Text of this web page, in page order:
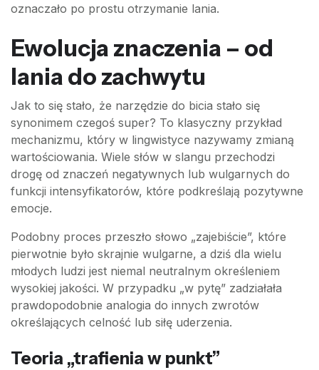
oznaczało po prostu otrzymanie lania.
Ewolucja znaczenia – od
lania do zachwytu
Jak to się stało, że narzędzie do bicia stało się
synonimem czegoś super? To klasyczny przykład
mechanizmu, który w lingwistyce nazywamy zmianą
wartościowania. Wiele słów w slangu przechodzi
drogę od znaczeń negatywnych lub wulgarnych do
funkcji intensyfikatorów, które podkreślają pozytywne
emocje.
Podobny proces przeszło słowo „zajebiście”, które
pierwotnie było skrajnie wulgarne, a dziś dla wielu
młodych ludzi jest niemal neutralnym określeniem
wysokiej jakości. W przypadku „w pytę” zadziałała
prawdopodobnie analogia do innych zwrotów
określających celność lub siłę uderzenia.
Teoria „trafienia w punkt”